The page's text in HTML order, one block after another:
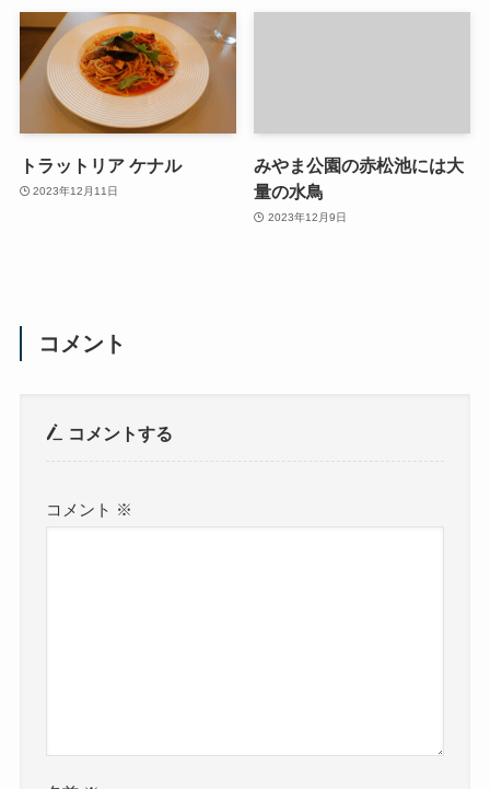
トラットリア ケナル
2023年12月11日
みやま公園の赤松池には大
量の水鳥
2023年12月9日
コメント
コメントする
コメント ※